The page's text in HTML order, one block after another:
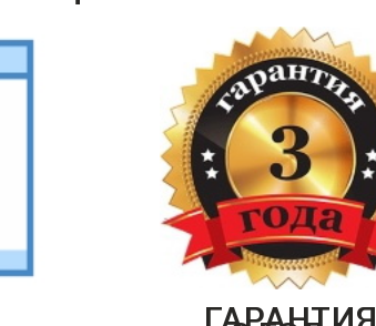
ГАРАНТИЯ